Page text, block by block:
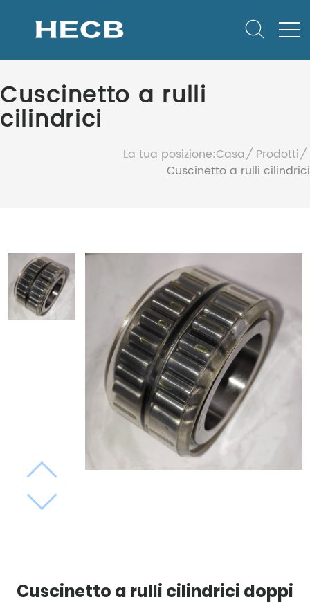
Cuscinetto a rulli
cilindrici
La tua posizione:Casa
Prodotti
Cuscinetto a rulli cilindrici
Cuscinetto a rulli cilindrici doppi